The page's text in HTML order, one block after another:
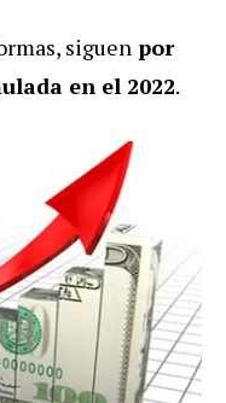
siguen por
en el 2022.